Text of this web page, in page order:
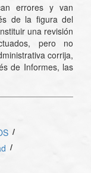
errores y van
de la figura del
una revisión
pero no
corrija,
de Informes, las
/
/